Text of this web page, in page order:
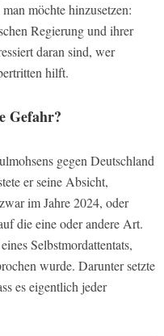
möchte hinzusetzen:
Regierung und ihrer
daran sind, wer
hilft.
Gefahr?
gegen Deutschland
er seine Absicht,
im Jahre 2024, oder
die eine oder andere Art.
Selbstmordattentats,
wurde. Darunter setzte
es eigentlich jeder